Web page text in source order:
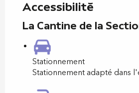
Accessibilité
La Cantine de la
Stationnement
Stationnement adapté dans